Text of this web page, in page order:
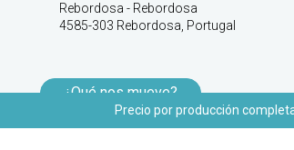
Rebordosa - Rebordosa
4585-303 Rebordosa, Portugal
¿Qué nos mueve?
Precio por producción